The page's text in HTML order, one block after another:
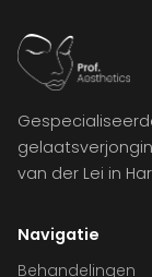
van der Lei in
Navigatie
Behandelingen